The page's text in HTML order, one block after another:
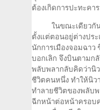
ต้องเกิดการปะทะคา
ในขณะเดียวกัน นิ
ตั้งแต่ตอนอยู่ต่างประ
นักการเมืองจอมฉาว
บอกเลิก จึงบินตามก
พลับพลากลับคิดว่านิ
ชีวิตคนหนึ่ง ทำให้นิว
ทำลายชีวิตของพลับพ
ฉีกหน้าต่อหน้าครอบ